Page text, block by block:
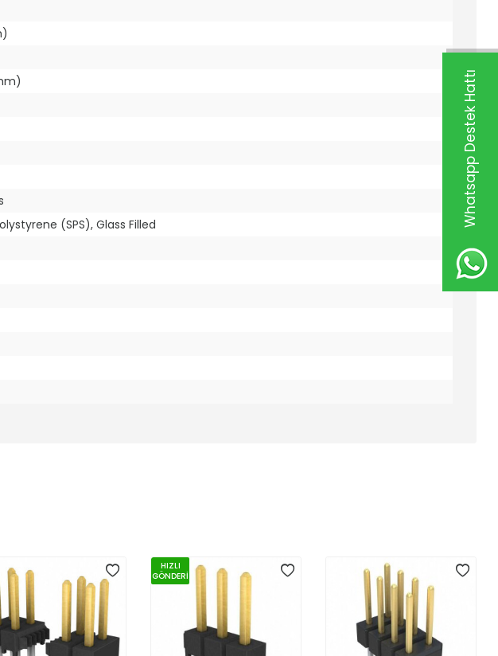
Whatsapp Destek Hattı
(SPS), Glass Filled
HIZLI
GÖNDERİ